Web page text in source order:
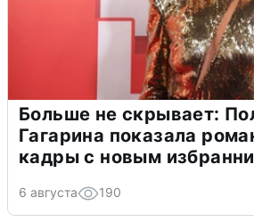
Больше не скрывает:
Гагарина показала
кадры с новым
6 августа 190